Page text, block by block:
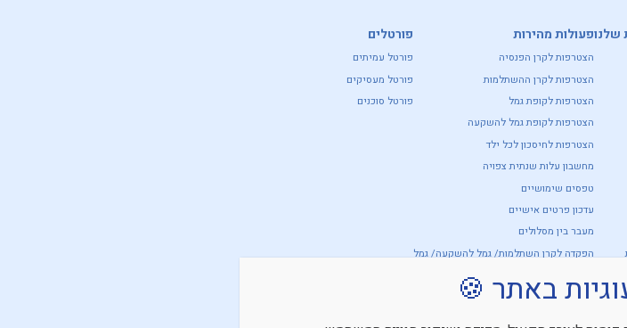
שלנופעולות מהירות
הצטרפות לקרן הפנסיה
הצטרפות לקרן ההשתלמות
הצטרפות לקופת גמל
הצטרפות לקופת גמל להשקעה
הצטרפות לחיסכון לכל ילד
מחשבון עלות שנתית צפויה
טפסים שימושיים
עדכון פרטים אישיים
מעבר בין מסלולים
הפקדה לקרן השתלמות/ גמל להשקעה/ גמל
דוחות גמל והשתלמות
פורטלים
פורטל עמיתים
פורטל מעסיקים
פורטל סוכנים
באתר 🍪